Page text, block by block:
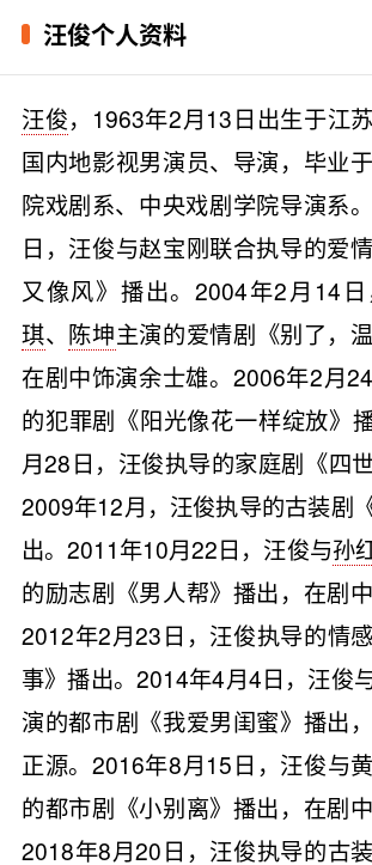
汪俊个人资料
汪俊，1963年2月13日出生于江
国内地影视男演员、导演，毕业
院戏剧系、中央戏剧学院导演系
日，汪俊与赵宝刚联合执导的爱
又像风》播出。2004年2月14
琪、 陈坤主演的爱情剧《别了，
在剧中饰演余士雄。2006年2月
的犯罪剧《阳光像花一样绽放》
月28日，汪俊执导的家庭剧《四
2009年12月，汪俊执导的古装剧
出。2011年10月22日，汪俊与孙
的励志剧《男人帮》播出，在剧
2012年2月23日，汪俊执导的情
事》播出。2014年4月4日，汪俊与
演的都市剧《我爱男闺蜜》播出
正源。2016年8月15日，汪俊与黄
的都市剧《小别离》播出，在剧
2018年8月20日，汪俊执导的古